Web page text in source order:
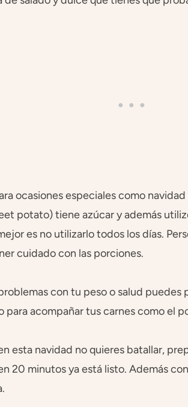
ocasiones especiales como
potato) tiene azúcar y además
es no utilizarlo todos los días.
cuidado con las porciones.
con tu peso o salud
para acompañar tus carnes como el
esta navidad no quieres batallar,
20 minutos ya está listo. Además